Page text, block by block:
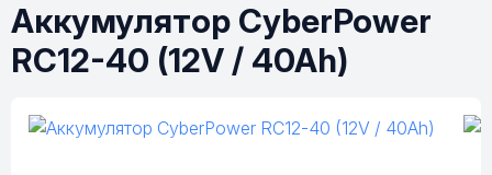
Аккумулятор CyberPower
RC12-40 (12V / 40Ah)